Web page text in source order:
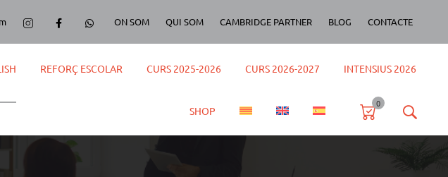
ON SOM QUI SOM CAMBRIDGE PARTNER BLOG CONTACTE
REFORÇ ESCOLAR CURS 2025-2026 CURS 2026-2027 INTENSIUS 2026
SHOP
0